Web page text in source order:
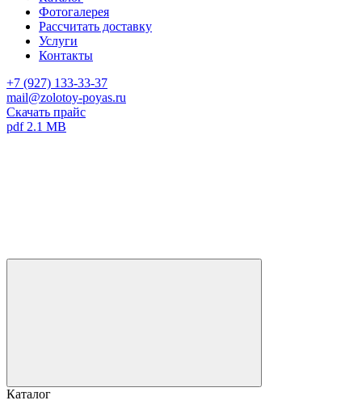
Фотогалерея
Рассчитать доставку
Услуги
Контакты
+7 (927) 133-33-37
mail@zolotoy-poyas.ru
Скачать прайс
pdf 2.1 MB
Каталог